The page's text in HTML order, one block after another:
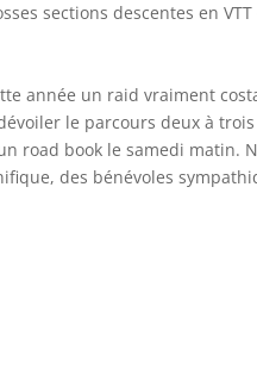
sections descentes en
année un raid vraiment
le parcours deux à
road book le samedi matin.
des bénévoles